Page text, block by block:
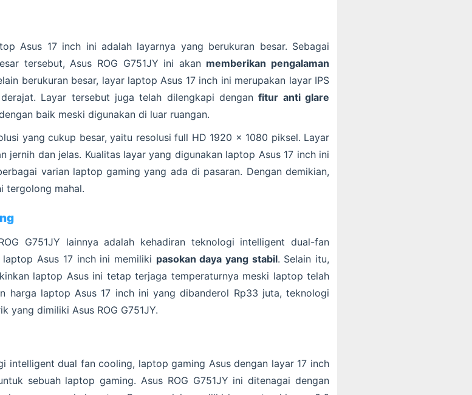
Asus 17 inch ini adalah layarnya yang berukuran besar. Sebagai
tersebut, Asus ROG G751JY ini akan memberikan pengalaman
berukuran besar, layar laptop Asus 17 inch ini merupakan layar IPS
Layar tersebut juga telah dilengkapi denganfitur anti glare
baik meski digunakan di luar ruangan.
yang cukup besar, yaitu resolusi full HD 1920 x 1080 piksel. Layar
jernih dan jelas. Kualitas layar yang digunakan laptop Asus 17 inch ini
varian laptop gaming yang ada di pasaran. Dengan demikian,
tergolong mahal.
G751JY lainnya adalah kehadiran teknologi intelligent dual-fan
Asus 17 inch ini memiliki pasokan daya yang stabil. Selain itu,
laptop Asus ini tetap terjaga temperaturnya meski laptop telah
harga laptop Asus 17 inch ini yang dibanderol Rp33 juta, teknologi
yang dimiliki Asus ROG G751JY.
intelligent dual fan cooling, laptop gaming Asus dengan layar 17 inch
sebuah laptop gaming. Asus ROG G751JY ini ditenagai dengan